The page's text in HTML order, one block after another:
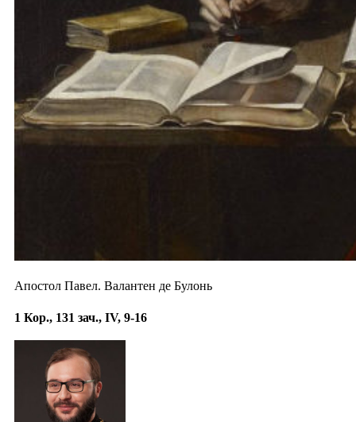
Апостол Павел. Валантен де Булонь
1 Кор., 131 зач., IV, 9-16